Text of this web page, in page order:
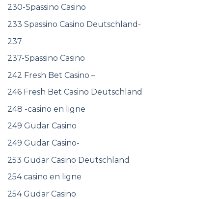
230-Spassino Casino
233 Spassino Casino Deutschland-
237
237-Spassino Casino
242 Fresh Bet Casino –
246 Fresh Bet Casino Deutschland
248 -casino en ligne
249 Gudar Casino
249 Gudar Casino-
253 Gudar Casino Deutschland
254 casino en ligne
254 Gudar Casino